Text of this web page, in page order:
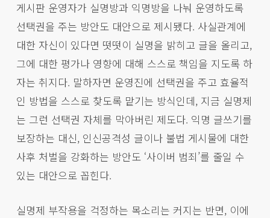
게시판 운영자가 실명방과 익명방을 나눠 운영하도록
선택권을 주는 방안도 대안으로 제시됐다. 사실관계에
대한 자신이 있다면 떳떳이 실명을 밝히고 글을 올리고,
그에 대한 평가나 영향에 대해 스스로 책임을 지도록 하
자는 취지다. 말하자면 운영진에 선택권을 주고 효율적
인 방법을 스스로 찾도록 맡기는 방식인데, 지금 실명제
는 그런 선택권 자체를 막아버린 제도다. 익명 글쓰기를
보장하는 대신, 인신공격성 글이나 불법 게시물에 대한
사후 처벌을 강화하는 방안도 ‘사이버 범죄’를 줄일 수
있는 대안으로 꼽힌다.
실명제 부작용을 걱정하는 목소리는 커지는 반면, 이에